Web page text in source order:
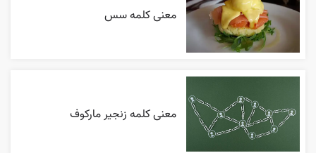
معنی کلمه سس
معنی کلمه زنجیر مارکوف